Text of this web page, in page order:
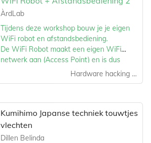
ÀrdLab
Tijdens deze workshop bouw je je eigen
WiFi robot en afstandsbediening.
De WiFi Robot maakt een eigen WiFi
netwerk aan (Access Point) en is dus
overal te gebruiken. Meerdere robots
robot in actie ->
https://www.youtube.com/watch?
v=Aqy2F8Ow0TA&ab_channel=ArdLab
Leuke speelrobot en ook interessant om
Hardware hacking area
Kumihimo Japanse techniek touwtjes
vlechten
Dillen Belinda